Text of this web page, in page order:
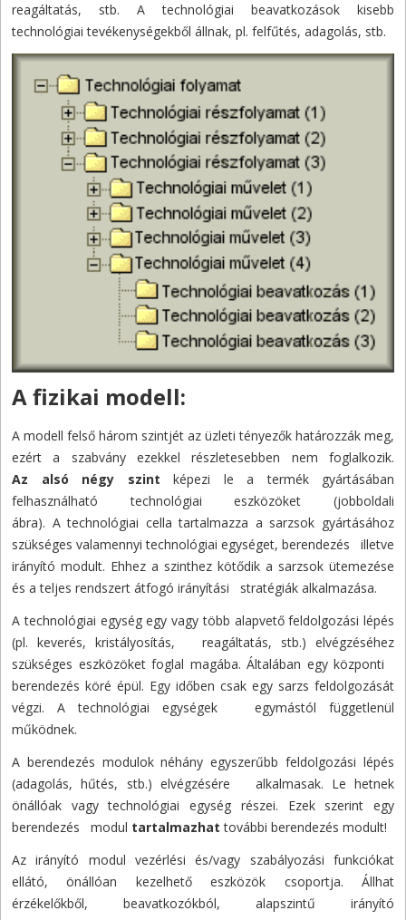
reagáltatás, stb. A technológiai beavatkozások kisebb
technológiai tevékenységekből állnak, pl. felfűtés, adagolás, stb.
A fizikai modell:
A modell felső három szintjét az üzleti tényezők határozzák meg,
ezért a szabvány ezekkel részletesebben nem foglalkozik.
Az alsó négy szint képezi le a termék gyártásában
felhasználható technológiai eszközöket (jobboldali
ábra). A technológiai cella tartalmazza a sarzsok gyártásához
szükséges valamennyi technológiai egységet, berendezés illetve
irányító modult. Ehhez a szinthez kötődik a sarzsok ütemezése
és a teljes rendszert átfogó irányítási stratégiák alkalmazása.
A technológiai egység egy vagy több alapvető feldolgozási lépés
(pl. keverés, kristályosítás, reagáltatás, stb.) elvégzéséhez
szükséges eszközöket foglal magába. Általában egy központi
berendezés köré épül. Egy időben csak egy sarzs feldolgozását
végzi. A technológiai egységek egymástól függetlenül
működnek.
A berendezés modulok néhány egyszerűbb feldolgozási lépés
(adagolás, hűtés, stb.) elvégzésére alkalmasak. Le hetnek
önállóak vagy technológiai egység részei. Ezek szerint egy
berendezés modul tartalmazhat további berendezés modult!
Az irányító modul vezérlési és/vagy szabályozási funkciókat
ellátó, önállóan kezelhető eszközök csoportja. Állhat
érzékelőkből, beavatkozókból, alapszintű irányító